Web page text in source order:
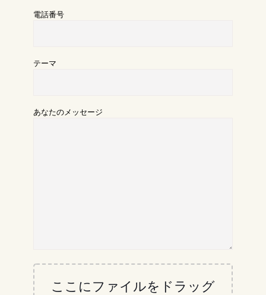
電話番号
テーマ
あなたのメッセージ
ここにファイルをドラッグ